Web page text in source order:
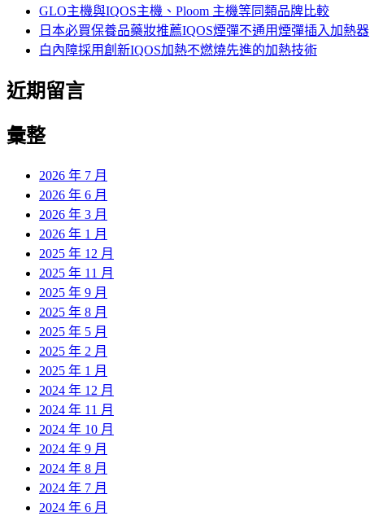
GLO主機與IQOS主機、Ploom 主機等同類品牌比較
日本必買保養品藥妝推薦IQOS煙彈不通用煙彈插入加熱器
白內障採用創新IQOS加熱不燃燒先進的加熱技術
近期留言
彙整
2026 年 7 月
2026 年 6 月
2026 年 3 月
2026 年 1 月
2025 年 12 月
2025 年 11 月
2025 年 9 月
2025 年 8 月
2025 年 5 月
2025 年 2 月
2025 年 1 月
2024 年 12 月
2024 年 11 月
2024 年 10 月
2024 年 9 月
2024 年 8 月
2024 年 7 月
2024 年 6 月